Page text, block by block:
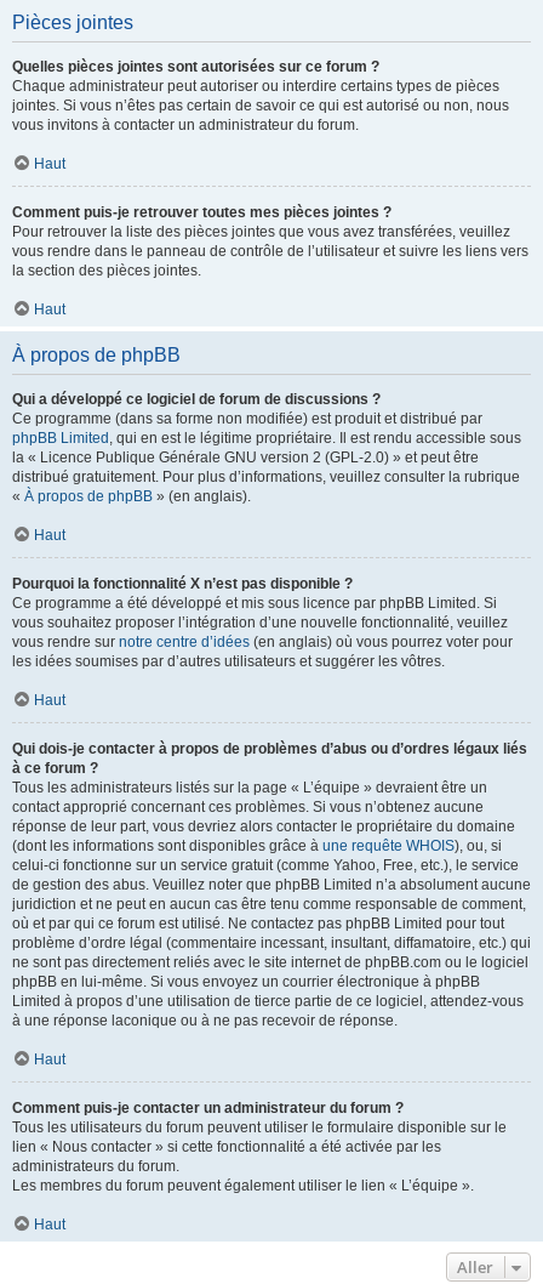
Pièces jointes
Quelles pièces jointes sont autorisées sur ce forum ?
Chaque administrateur peut autoriser ou interdire certains types de pièces
jointes. Si vous n’êtes pas certain de savoir ce qui est autorisé ou non, nous
vous invitons à contacter un administrateur du forum.
Haut
Comment puis-je retrouver toutes mes pièces jointes ?
Pour retrouver la liste des pièces jointes que vous avez transférées, veuillez
vous rendre dans le panneau de contrôle de l’utilisateur et suivre les liens vers
la section des pièces jointes.
Haut
À propos de phpBB
Qui a développé ce logiciel de forum de discussions ?
Ce programme (dans sa forme non modifiée) est produit et distribué par
phpBB Limited , qui en est le légitime propriétaire. Il est rendu accessible sous
la « Licence Publique Générale GNU version 2 (GPL-2.0) » et peut être
distribué gratuitement. Pour plus d’informations, veuillez consulter la rubrique
« À propos de phpBB » (en anglais).
Haut
Pourquoi la fonctionnalité X n’est pas disponible ?
Ce programme a été développé et mis sous licence par phpBB Limited. Si
vous souhaitez proposer l’intégration d’une nouvelle fonctionnalité, veuillez
vous rendre sur notre centre d’idées (en anglais) où vous pourrez voter pour
les idées soumises par d’autres utilisateurs et suggérer les vôtres.
Haut
Qui dois-je contacter à propos de problèmes d’abus ou d’ordres légaux liés
à ce forum ?
Tous les administrateurs listés sur la page « L’équipe » devraient être un
contact approprié concernant ces problèmes. Si vous n’obtenez aucune
réponse de leur part, vous devriez alors contacter le propriétaire du domaine
(dont les informations sont disponibles grâce à une requête WHOIS), ou, si
celui-ci fonctionne sur un service gratuit (comme Yahoo, Free, etc.), le service
de gestion des abus. Veuillez noter que phpBB Limited n’a absolument aucune
juridiction et ne peut en aucun cas être tenu comme responsable de comment,
où et par qui ce forum est utilisé. Ne contactez pas phpBB Limited pour tout
problème d’ordre légal (commentaire incessant, insultant, diffamatoire, etc.) qui
ne sont pas directement reliés avec le site internet de phpBB.com ou le logiciel
phpBB en lui-même. Si vous envoyez un courrier électronique à phpBB
Limited à propos d’une utilisation de tierce partie de ce logiciel, attendez-vous
à une réponse laconique ou à ne pas recevoir de réponse.
Haut
Comment puis-je contacter un administrateur du forum ?
Tous les utilisateurs du forum peuvent utiliser le formulaire disponible sur le
lien « Nous contacter » si cette fonctionnalité a été activée par les
administrateurs du forum.
Les membres du forum peuvent également utiliser le lien « L’équipe ».
Haut
Aller